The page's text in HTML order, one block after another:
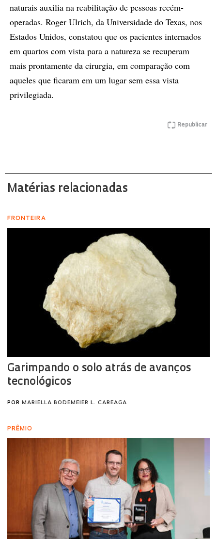
naturais auxilia na reabilitação de pessoas recém-
operadas. Roger Ulrich, da Universidade do Texas, nos
Estados Unidos, constatou que os pacientes internados
em quartos com vista para a natureza se recuperam
mais prontamente da cirurgia, em comparação com
aqueles que ficaram em um lugar sem essa vista
privilegiada.
Republicar